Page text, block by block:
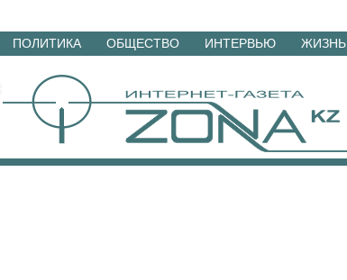
Перейти
материалам
ПОЛИТИКА ОБЩЕСТВО ИНТЕРВЬЮ ЖИЗНЬ